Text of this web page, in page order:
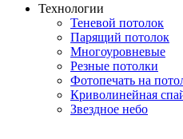
Технологии
Теневой потолок
Парящий потолок
Многоуровневые
Резные потолки
Фотопечать на
Криволинейная
Звездное небо